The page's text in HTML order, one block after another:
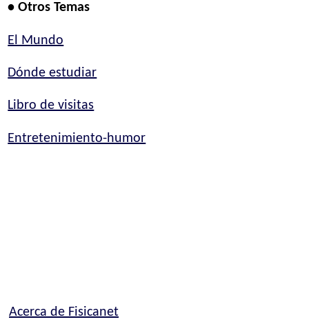
• Otros Temas
El Mundo
Dónde estudiar
Libro de visitas
Entretenimiento-humor
Acerca de Fisicanet